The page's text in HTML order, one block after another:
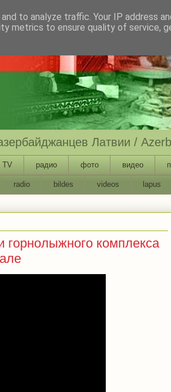
Латвии /
TV радио фото видео
radio bildes videos lapus
горнолыжного комплекса
to analyze traffic. Your IP address
metrics to ensure quality of service,